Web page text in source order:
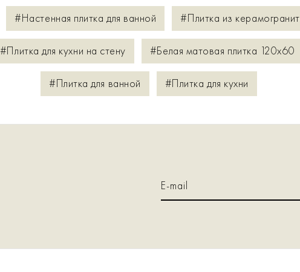
#Настенная плитка для ванной #Плитка из
#Плитка для кухни на стену #Белая матовая плитка 120x60
#Плитка для ванной #Плитка для кухни